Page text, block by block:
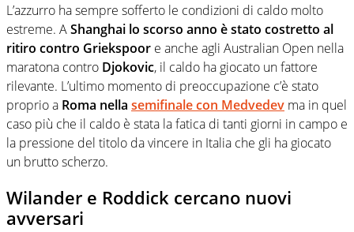
L’azzurro ha sempre sofferto le condizioni di caldo molto
estreme. AShanghai lo scorso anno è stato costretto al
ritiro contro Griekspoor e anche agli Australian Open nella
maratona contro Djokovic, il caldo ha giocato un fattore
rilevante. L’ultimo momento di preoccupazione c’è stato
proprio a Roma nella semifinale con Medvedev ma in quel
caso più che il caldo è stata la fatica di tanti giorni in campo e
la pressione del titolo da vincere in Italia che gli ha giocato
un brutto scherzo.
Wilander e Roddick cercano nuovi
avversari